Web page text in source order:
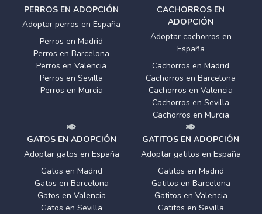
PERROS EN ADOPCIÓN
Adoptar perros en España
Perros en Madrid
Perros en Barcelona
Perros en Valencia
Perros en Sevilla
Perros en Murcia
CACHORROS EN
ADOPCIÓN
Adoptar cachorros en
España
Cachorros en Madrid
Cachorros en Barcelona
Cachorros en Valencia
Cachorros en Sevilla
Cachorros en Murcia
GATOS EN ADOPCIÓN
Adoptar gatos en España
Gatos en Madrid
Gatos en Barcelona
Gatos en Valencia
Gatos en Sevilla
GATITOS EN ADOPCIÓN
Adoptar gatitos en España
Gatitos en Madrid
Gatitos en Barcelona
Gatitos en Valencia
Gatitos en Sevilla